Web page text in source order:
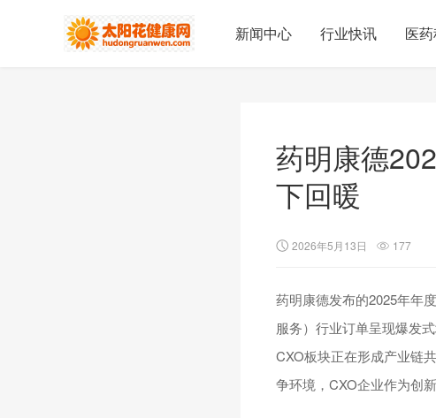
新闻中心 行业快讯 医
药明康德
下回暖
2026年5月13日 177
药明康德发布的2025年年
服务）行业订单呈现爆发
CXO板块正在形成产业链
争环境，CXO企业作为创